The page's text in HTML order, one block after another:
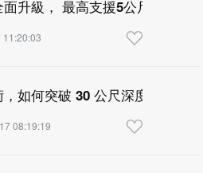
升級， 最高支援5公尺測距
如何突破 30 公尺深度感知極
08:19:19